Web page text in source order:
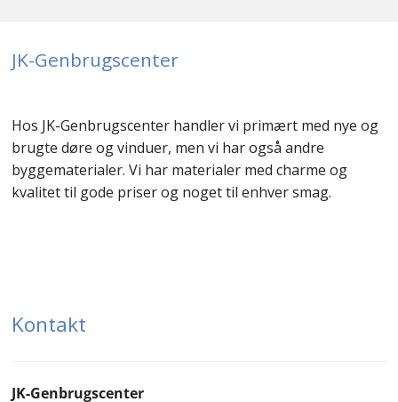
JK-Genbrugscenter
Hos JK-Genbrugscenter handler vi primært med nye og
brugte døre og vinduer, men vi har også andre
byggematerialer. Vi har materialer med charme og
kvalitet til gode priser og noget til enhver smag.
Kontakt
JK-Genbrugscenter